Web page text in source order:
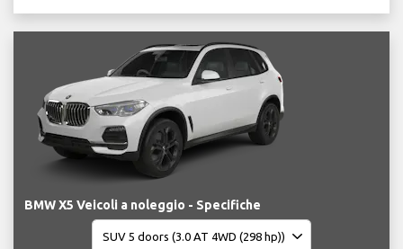
BMW X5 Veicoli a noleggio - Specifiche